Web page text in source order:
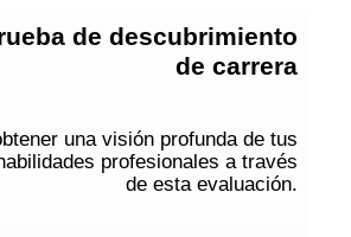
de descubrimiento
de carrera
una visión profunda de tus
profesionales a través
de esta evaluación.